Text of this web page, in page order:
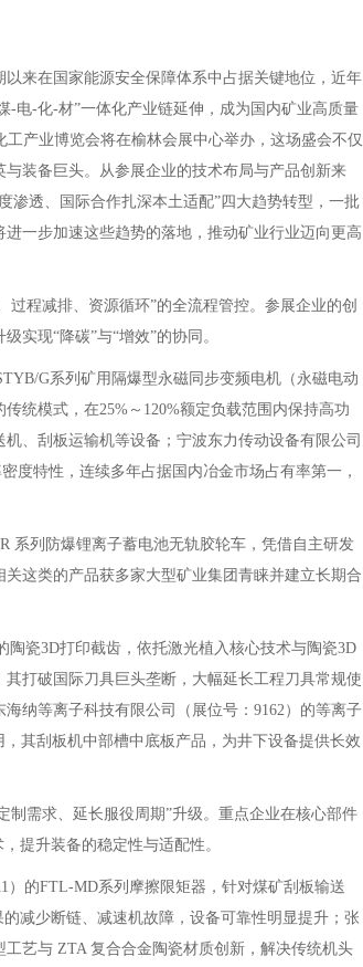
来在国家能源安全保障体系中占据关键地位，近年
-电-化-材”一体化产业链延伸，成为国内矿业高质量
产业博览会将在榆林会展中心举办，这场盛会不仅
装备巨头。从参展企业的技术布局与产品创新来
渗透、国际合作扎深本土适配”四大趋势转型，一批
一步加速这些趋势的落地，推动矿业行业迈向更高
程减排、资源循环”的全流程管控。参展企业的创
实现“降碳”与“增效”的协同。
G系列矿用隔爆型永磁同步变频电机（永磁电动
统模式，在25%～120%额定负载范围内保持高功
、刮板运输机等设备；宁波东力传动设备有限公司
度特性，连续多年占据国内冶金市场占有率第一，
列防爆锂离子蓄电池无轨胶轮车，凭借自主研发
这类的产品获多家大型矿业集团青睐并建立长期合
瓷3D打印截齿，依托激光植入核心技术与陶瓷3D
打破国际刀具巨头垄断，大幅延长工程刀具常规使
纳等离子科技有限公司（展位号：9162）的等离子
其刮板机中部槽中底板产品，为井下设备提供长效
需求、延长服役周期”升级。重点企业在核心部件
提升装备的稳定性与适配性。
的FTL-MD系列摩擦限矩器，针对煤矿刮板输送
减少断链、减速机故障，设备可靠性明显提升；张
艺与 ZTA 复合合金陶瓷材质创新，解决传统机头